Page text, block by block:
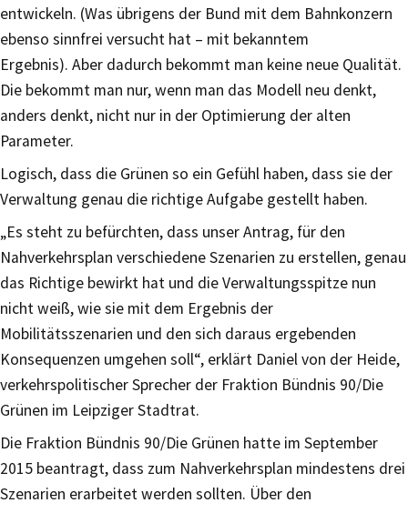
entwickeln. (Was übrigens der Bund mit dem Bahnkonzern
ebenso sinnfrei versucht hat – mit bekanntem
Ergebnis). Aber dadurch bekommt man keine neue Qualität.
Die bekommt man nur, wenn man das Modell neu denkt,
anders denkt, nicht nur in der Optimierung der alten
Parameter.
Logisch, dass die Grünen so ein Gefühl haben, dass sie der
Verwaltung genau die richtige Aufgabe gestellt haben.
„Es steht zu befürchten, dass unser Antrag, für den
Nahverkehrsplan verschiedene Szenarien zu erstellen, genau
das Richtige bewirkt hat und die Verwaltungsspitze nun
nicht weiß, wie sie mit dem Ergebnis der
Mobilitätsszenarien und den sich daraus ergebenden
Konsequenzen umgehen soll“, erklärt Daniel von der Heide,
verkehrspolitischer Sprecher der Fraktion Bündnis 90/Die
Grünen im Leipziger Stadtrat.
Die Fraktion Bündnis 90/Die Grünen hatte im September
2015 beantragt, dass zum Nahverkehrsplan mindestens drei
Szenarien erarbeitet werden sollten. Über den